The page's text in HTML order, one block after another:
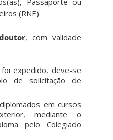
(RNE).
, com validade
expedido, deve-se
de solicitação de
em cursos
mediante o
pelo Colegiado